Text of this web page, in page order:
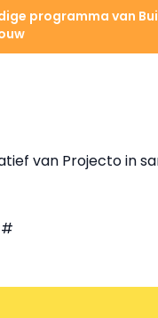
programma van
van Projecto in